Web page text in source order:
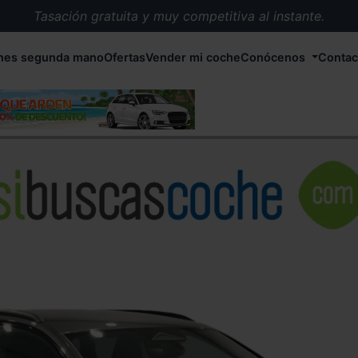
Tasación gratuita y muy competitiva al instante.
Más de 5.000 conductores satisfechos.
Buscamos el coche que tu quieras.
Recogemos tu coche en cualquier parte de España.
Compramos tu coche. Pago inmediato.
segunda manoOfertasVender mi cocheConócenos